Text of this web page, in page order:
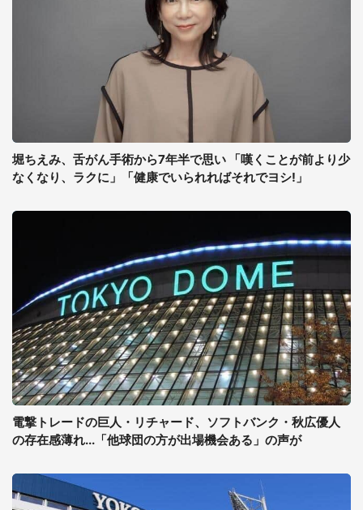
堀ちえみ、舌がん手術から7年半で思い 「嘆くことが前より少
なくなり、ラクに」「健康でいられればそれでヨシ!」
電撃トレードの巨人・リチャード、ソフトバンク・秋広優人
の存在感薄れ...「他球団の方が出場機会ある」の声が